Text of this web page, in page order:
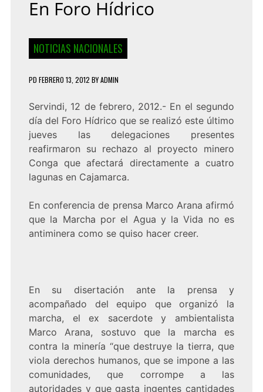
En Foro Hídrico
NOTICIAS NACIONALES
PD FEBRERO 13, 2012 BYADMIN
Servindi, 12 de febrero, 2012.- En el segundo
día del Foro Hídrico que se realizó este último
jueves las delegaciones presentes
reafirmaron su rechazo al proyecto minero
Conga que afectará directamente a cuatro
lagunas en Cajamarca.
En conferencia de prensa Marco Arana afirmó
que la Marcha por el Agua y la Vida no es
antiminera como se quiso hacer creer.
En su disertación ante la prensa y
acompañado del equipo que organizó la
marcha, el ex sacerdote y ambientalista
Marco Arana, sostuvo que la marcha es
contra la minería “que destruye la tierra, que
viola derechos humanos, que se impone a las
comunidades, que corrompe a las
autoridades y que gasta ingentes cantidades